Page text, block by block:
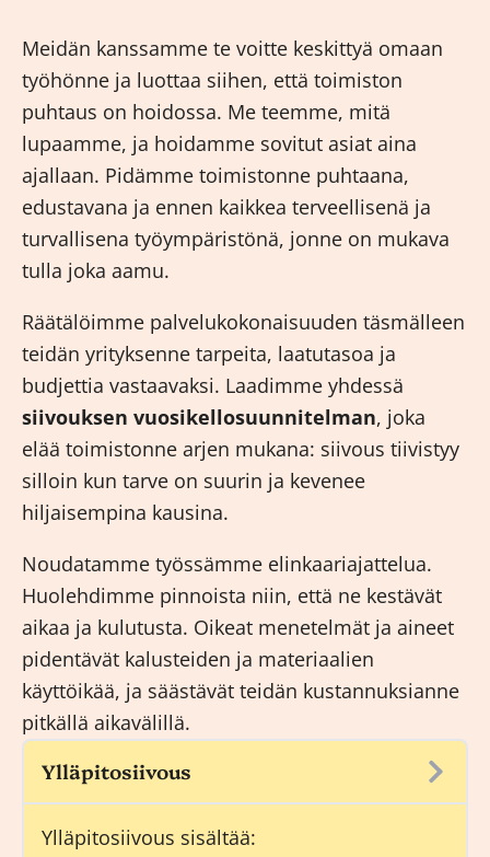
Meidän kanssamme te voitte keskittyä omaan
työhönne ja luottaa siihen, että toimiston
puhtaus on hoidossa. Me teemme, mitä
lupaamme, ja hoidamme sovitut asiat aina
ajallaan. Pidämme toimistonne puhtaana,
edustavana ja ennen kaikkea terveellisenä ja
turvallisena työympäristönä, jonne on mukava
tulla joka aamu.
Räätälöimme palvelukokonaisuuden täsmälleen
teidän yrityksenne tarpeita, laatutasoa ja
budjettia vastaavaksi. Laadimme yhdessä
siivouksen vuosikellosuunnitelman, joka
elää toimistonne arjen mukana: siivous tiivistyy
silloin kun tarve on suurin ja kevenee
hiljaisempina kausina.
Noudatamme työssämme elinkaariajattelua.
Huolehdimme pinnoista niin, että ne kestävät
aikaa ja kulutusta. Oikeat menetelmät ja aineet
pidentävät kalusteiden ja materiaalien
käyttöikää, ja säästävät teidän kustannuksianne
pitkällä aikavälillä.
Ylläpitosiivous
Ylläpitosiivous sisältää: